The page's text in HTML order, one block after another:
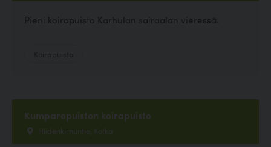
Pieni koirapuisto Karhulan sairaalan vieressä.
Kumparepuiston koirapuisto
Hiidenkirnuntie, Kotka